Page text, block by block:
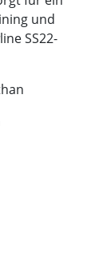
und
SS22-